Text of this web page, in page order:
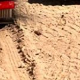
Fahrtage 2016
Fahrtage 2015
Willkommen bei